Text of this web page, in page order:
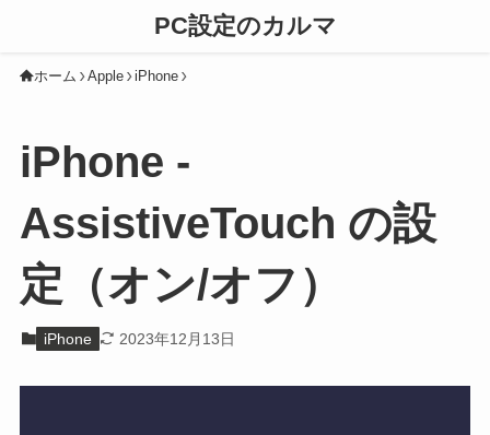
PC設定のカルマ
ホーム Apple iPhone
iPhone -
AssistiveTouch の設
定（オン/オフ）
iPhone 2023年12月13日